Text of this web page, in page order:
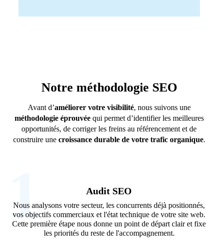
Notre méthodologie SEO
Avant d’améliorer votre visibilité, nous suivons une
méthodologie éprouvéequi permet d’identifier les meilleures
opportunités, de corriger les freins au référencement et de
construire une croissance durable de votre trafic organique.
1 Audit SEO
Nous analysons votre secteur, les concurrents déjà positionnés,
vos objectifs commerciaux et l'état technique de votre site web.
Cette première étape nous donne un point de départ clair et fixe
les priorités du reste de l'accompagnement.